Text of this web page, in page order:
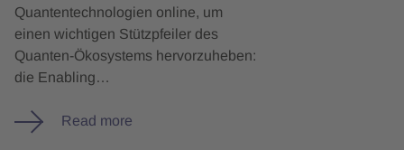
Quantentechnologien online, um
einen wichtigen Stützpfeiler des
Quanten-Ökosystems hervorzuheben:
die Enabling…
Read more